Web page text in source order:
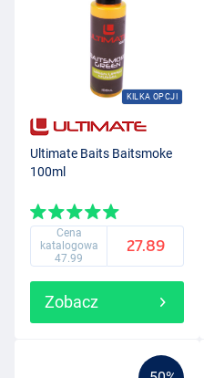
KILKA OPCJI
Ultimate Baits Baitsmoke
100ml
Cena
katalogowa
47.99
27.89
Zobacz